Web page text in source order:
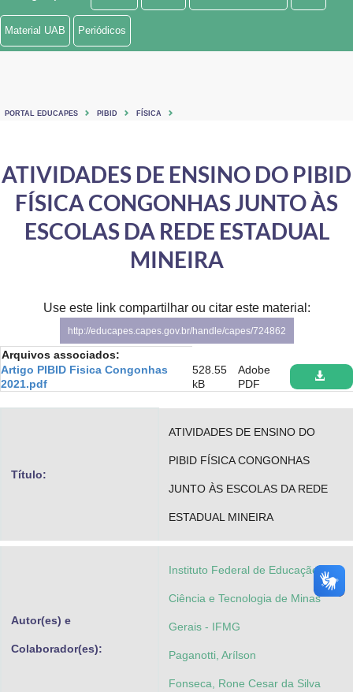
Ministério de Minas e Energia
Controladoria-Geral da União
Ministério da Mulher, da Família e dos Direitos Humanos
Gabinete de Segurança Institucional
Advocacia-Geral da União
Material UAB Periódicos
PORTAL EDUCAPES PIBID FÍSICA
ATIVIDADES DE ENSINO DO PIBID
FÍSICA CONGONHAS JUNTO ÀS
ESCOLAS DA REDE ESTADUAL
MINEIRA
Use este link compartilhar ou citar este material:
http://educapes.capes.gov.br/handle/capes/724862
Arquivos associados:
Artigo PIBID Fisica Congonhas
2021.pdf
528.55
kB
Adobe
PDF
Título:
ATIVIDADES DE ENSINO DO
PIBID FÍSICA CONGONHAS
JUNTO ÀS ESCOLAS DA REDE
ESTADUAL MINEIRA
Autor(es) e
Colaborador(es):
Instituto Federal de Educação,
Ciência e Tecnologia de Minas
Gerais - IFMG
Paganotti, Arílson
Fonseca, Rone Cesar da Silva